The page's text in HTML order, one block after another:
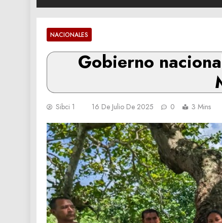
NACIONALES
Gobierno
Sibci 1 16 De Julio De 2025 0 3 Mins